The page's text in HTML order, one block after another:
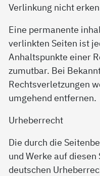
Verlinkung nicht
Eine permanente
verlinkten Seiten ist
Anhaltspunkte einer
zumutbar. Bei
Rechtsverletzungen
umgehend entfernen.
Urheberrecht
Die durch die
und Werke auf
deutschen